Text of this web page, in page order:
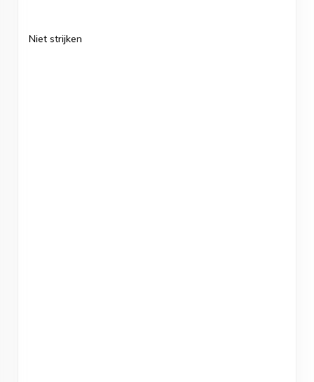
Niet strijken